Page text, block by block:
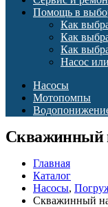
Помощь в
Как
Как
Как
Насос
Насосы
Мотопомпы
Скважинный
Главная
Каталог
Насосы,
Скважинный